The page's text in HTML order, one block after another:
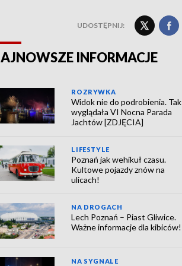
UDOSTĘPNIJ:
INFORMACJE
ROZRYWKA
Widok nie do podrobienia. Tak
wyglądała VI Nocna Parada
Jachtów [ZDJĘCIA]
LIFESTYLE
Poznań jak wehikuł czasu.
Kultowe pojazdy znów na
ulicach!
NA DROGACH
Lech Poznań – Piast Gliwice.
Ważne informacje dla kibiców!
NA SYGNALE